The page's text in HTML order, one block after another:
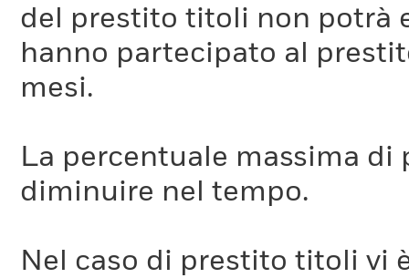
del prestito titoli non potrà
hanno partecipato al
mesi.
La percentuale massima
diminuire nel tempo.
Nel caso di prestito titoli vi